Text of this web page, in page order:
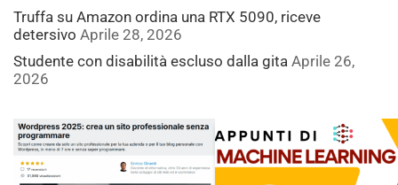
Truffa su Amazon ordina una RTX 5090, riceve
detersivo Aprile 28, 2026
Studente con disabilità escluso dalla gita Aprile 26,
2026